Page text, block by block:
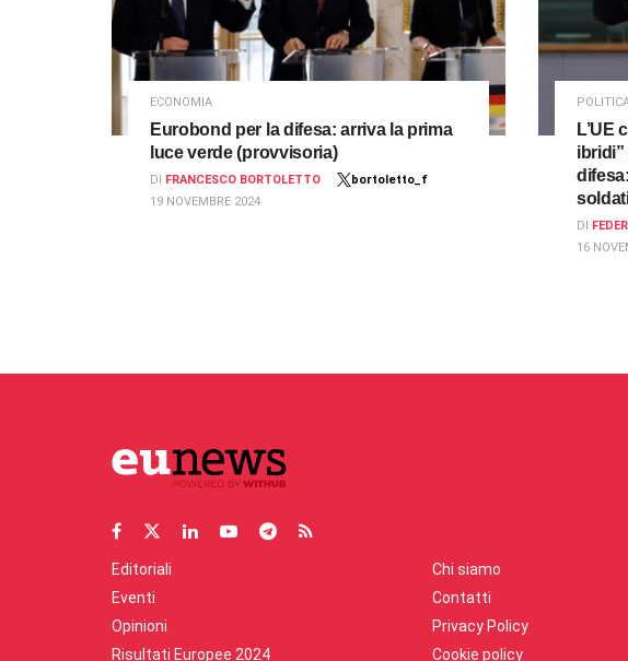
ECONOMIA
Eurobond per la difesa: arriva la prima
luce verde (provvisoria)
DI FRANCESCO BORTOLETTO
bortoletto_f
19 NOVEMBRE 2024
L’UE
DI
16
Editoriali
Eventi
Opinioni
Risultati Europee 2024
Chi siamo
Contatti
Privacy Policy
Cookie policy